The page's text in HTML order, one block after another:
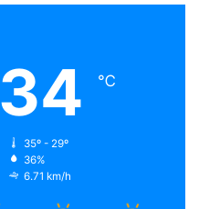
34 ℃
35º - 29º
36%
6.71 km/h